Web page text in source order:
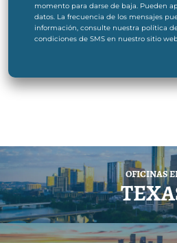
momento para darse de baja. Pueden
datos. La frecuencia de los mensajes
información, consulte nuestra política
condiciones de SMS en nuestro sitio
OFICINAS